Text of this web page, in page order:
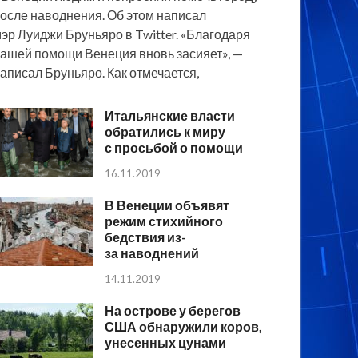
наводнения. Об этом написал
Луиджи Бруньяро в Twitter. «Благодаря
помощи Венеция вновь засияет», —
Бруньяро. Как отмечается,
Итальянские власти
обратились к миру
с просьбой о помощи
16.11.2019
В Венеции объявят
режим стихийного
бедствия из-
за наводнений
14.11.2019
На острове у берегов
США обнаружили коров,
унесенных цунами